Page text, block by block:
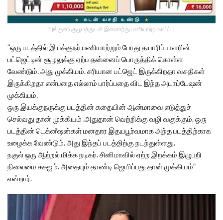
அங்குசம் குழுமத்துடன் இணைந்து பணியாற்ற வாய்ப்பு.
”ஒரு படத்தில் இயக்குநர் பணியாற்றும் போது தயாரிப்பாளரின்
பட்ஜெட்டின் சூழலுக்கு ஏற்ப தன்னைப் பொருத்திக் கொள்ள
வேண்டும். அது முக்கியம். சரியான பட்ஜெட் இருக்கிறதா வசதிகள்
இருக்கிறதா என்பதை எல்லாம் பார்ப்பதை விட இந்த அடாப்டேஷன்
முக்கியம்.
ஒரு இயக்குநருக்கு படத்தின் கதையின் ஆன்மாவை எடுத்துச்
செல்வது தான் முக்கியம் .அதுதான் வெற்றிக்கு வழி வகுக்கும். ஒரு
படத்தின் டெக்னீஷன்கள் மனதார இதயபூர்வமாக அந்த படத்திற்காக
உழைக்க வேண்டும். அது இந்தப் படத்திற்கு நடந்துள்ளது.
நகுல் ஒரு ஆற்றல் மிக்க நடிகர். சினிமாவில் ஏற்ற இறக்கம் இழுபறி
நிலைமை சகஜம். அதையும் தாண்டி ஜெயிப்பது தான் முக்கியம்”
என்றார்.